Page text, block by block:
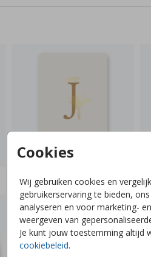
Cookies
Wij gebruiken cookies en
gebruikerservaring te bieden,
analyseren en voor marketing-
weergeven van
Je kunt jouw toestemming altijd
cookiebeleid.